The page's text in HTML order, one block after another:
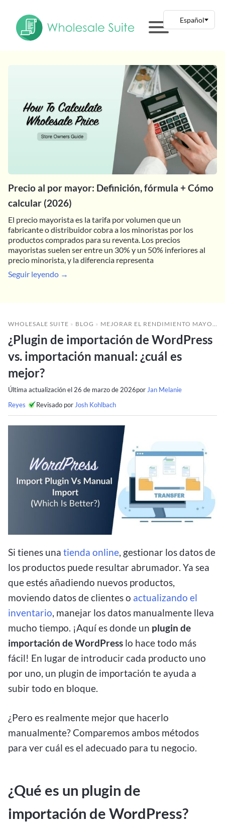
Precio al por mayor: Definición, fórmula + Cómo
calcular (2026)
El precio mayorista es la tarifa por volumen que un
fabricante o distribuidor cobra a los minoristas por los
productos comprados para su reventa. Los precios
mayoristas suelen ser entre un 30% y un 50% inferiores al
precio minorista, y la diferencia representa
Seguir leyendo →
WHOLESALE SUITE » BLOG » MEJORAR EL RENDIMIENTO MAYORISTA
¿Plugin de importación de WordPress
vs. importación manual: ¿cuál es
mejor?
Última actualización el 26 de marzo de 2026por Jan Melanie
Reyes
Revisado por Josh Kohlbach
Si tienes una tienda online, gestionar los datos de
los productos puede resultar abrumador. Ya sea
que estés añadiendo nuevos productos,
moviendo datos de clientes o actualizando el
inventario, manejar los datos manualmente lleva
mucho tiempo. ¡Aquí es donde un plugin de
importación de WordPress lo hace todo más
fácil! En lugar de introducir cada producto uno
por uno, un plugin de importación te ayuda a
subir todo en bloque.
¿Pero es realmente mejor que hacerlo
manualmente? Comparemos ambos métodos
para ver cuál es el adecuado para tu negocio.
¿Qué es un plugin de
importación de WordPress?